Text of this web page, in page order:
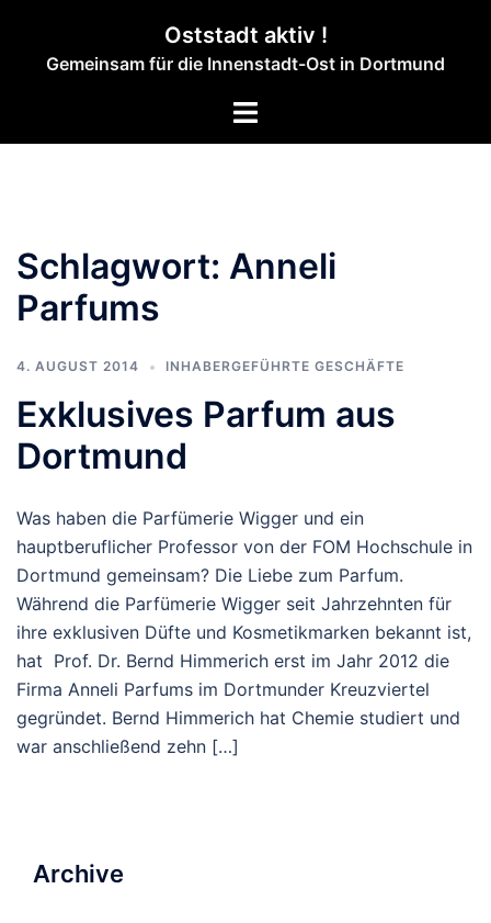
springen
Oststadt aktiv !
Gemeinsam für die Innenstadt-Ost in Dortmund
Menü
Schlagwort: Anneli
Parfums
4. AUGUST 2014 INHABERGEFÜHRTE GESCHÄFTE
Exklusives Parfum aus
Dortmund
Was haben die Parfümerie Wigger und ein
hauptberuflicher Professor von der FOM Hochschule in
Dortmund gemeinsam? Die Liebe zum Parfum.
Während die Parfümerie Wigger seit Jahrzehnten für
ihre exklusiven Düfte und Kosmetikmarken bekannt ist,
hat Prof. Dr. Bernd Himmerich erst im Jahr 2012 die
Firma Anneli Parfums im Dortmunder Kreuzviertel
gegründet. Bernd Himmerich hat Chemie studiert und
war anschließend zehn […]
Archive